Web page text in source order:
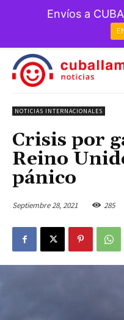
NOTICIAS INTERNACIONALES
Crisis por
Reino
pánico
Septiembre 28, 2021 285
Envíos a